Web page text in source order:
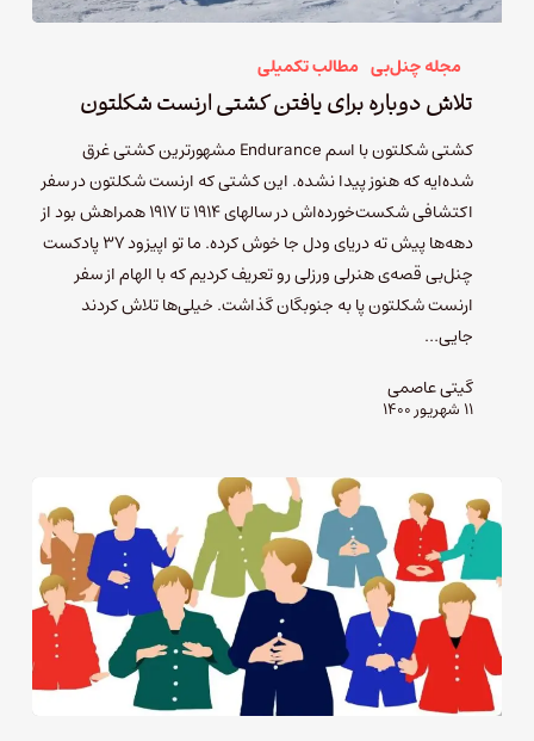
مجله چنل‌بی مطالب تکمیلی
تلاش دوباره برای یافتن کشتی ارنست شکلتون
کشتی شکلتون با اسم Endurance مشهورترین کشتی غرق
شده‌ایه که هنوز پیدا نشده. این کشتی که ارنست شکلتون در سفر
اکتشافی شکست‌خورده‌اش در سالهای ۱۹۱۴ تا ۱۹۱۷ همراهش بود از
دهه‌ها پیش ته دریای ودل جا خوش کرده. ما تو اپیزود ۳۷ پادکست
چنل‌بی قصه‌ی هنرلی ورزلی رو تعریف کردیم که با الهام از سفر
ارنست شکلتون پا به جنوبگان گذاشت. خیلی‌ها تلاش کردند
جایی…
گیتی عاصمی
۱۱ شهریور ۱۴۰۰